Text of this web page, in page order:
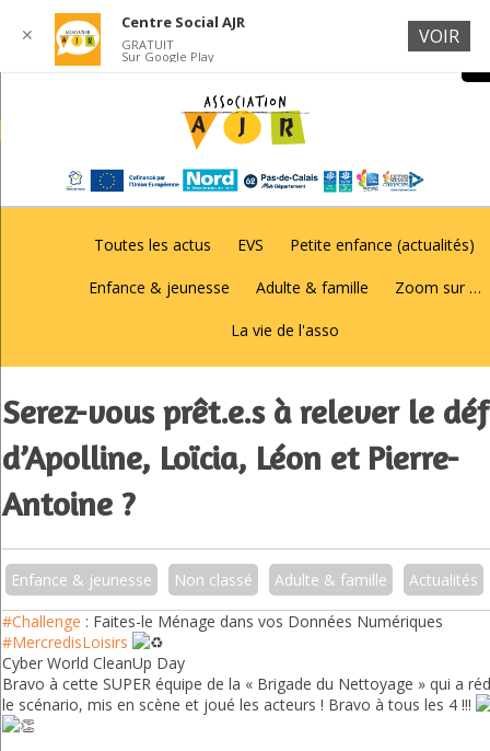
Toutes les actus EVS Petite enfance (actualités)
Enfance & jeunesse Adulte & famille Zoom sur …
La vie de l'asso
Serez-vous prêt.e.s à relever le
d’Apolline, Loïcia, Léon et Pierre-
Antoine ?
Enfance & jeunesse Non classé Adulte & famille
Actualités
#Challenge : Faites-le Ménage dans vos Données Numériques
#MercredisLoisirs
Cyber World CleanUp Day
Bravo à cette SUPER équipe de la « Brigade du Nettoyage » qui a
le scénario, mis en scène et joué les acteurs ! Bravo à tous les 4 !!!
✕
Centre Social AJR
GRATUIT
Sur Google Play
VOIR